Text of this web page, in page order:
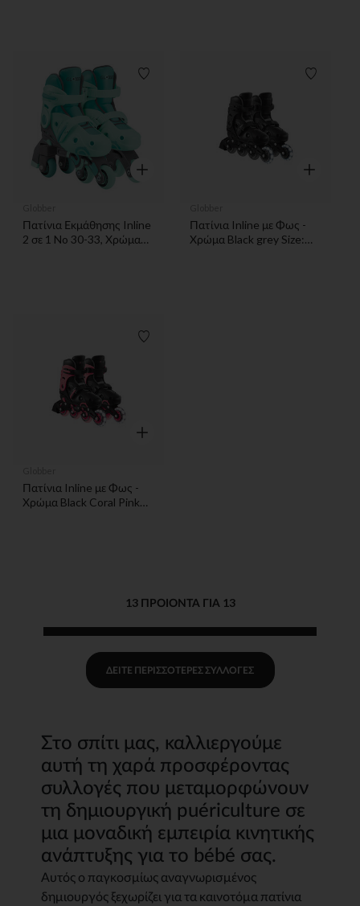
Λίστα προτιμήσεων
Γρήγορη επισκόπηση
Πατίνια Εκμάθησης Inline
2 σε 1 No 30-33, Χρώμα
Λίστα
Γρήγορη
Πατίνια Inline με Φως -
Χρώμα Black grey Size:
Λίστα προτιμήσεων
Γρήγορη επισκόπηση
Πατίνια Inline με Φως -
Χρώμα Black Coral Pink
13 ΠΡΟΙΌΝΤΑ ΓΙΑ 13
ΔΕΊΤΕ ΠΕΡΙΣΣΌΤΕΡΕΣ ΣΥΛΛΟΓΈΣ
Στο σπίτι μας, καλλιεργούμε
αυτή τη χαρά προσφέροντας
συλλογές που μεταμορφώνουν
τη δημιουργική puériculture σε
μια μοναδική εμπειρία κινητικής
ανάπτυξης για το bébé σας.
Αυτός ο παγκοσμίως αναγνωρισμένος
δημιουργός ξεχωρίζει για τα καινοτόμα πατίνια